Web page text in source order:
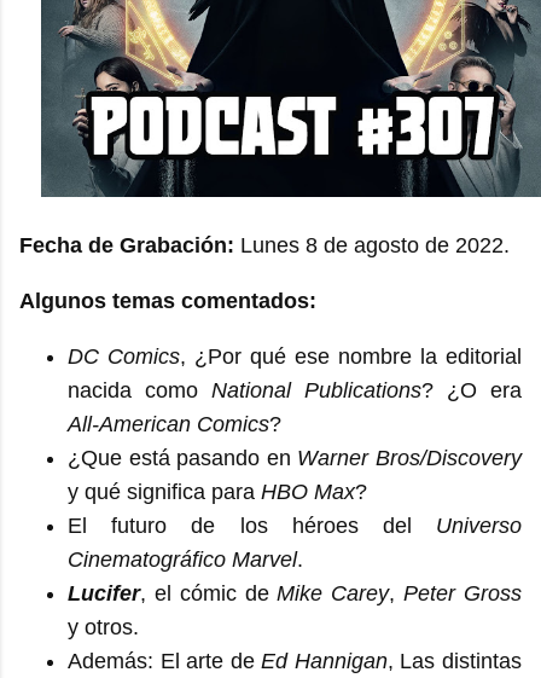
Fecha de Grabación: Lunes 8 de agosto de 2022.
Algunos temas comentados:
DC Comics, ¿Por qué ese nombre la editorial
nacida como National Publications? ¿O era
All-American Comics?
¿Que está pasando en Warner Bros/Discovery
y qué significa para HBO Max?
El futuro de los héroes del Universo
Cinematográfico Marvel.
Lucifer, el cómic deMike Carey,Peter Gross
y otros.
Además: El arte deEd Hannigan, Las distintas